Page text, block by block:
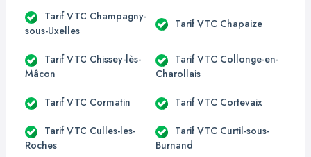
Tarif VTC Champagny-
sous-Uxelles
Tarif VTC Chapaize
Tarif VTC Chissey-lès-
Mâcon
Tarif VTC Collonge-en-
Charollais
Tarif VTC Cormatin Tarif VTC Cortevaix
Tarif VTC Culles-les-
Roches
Tarif VTC Curtil-sous-
Burnand